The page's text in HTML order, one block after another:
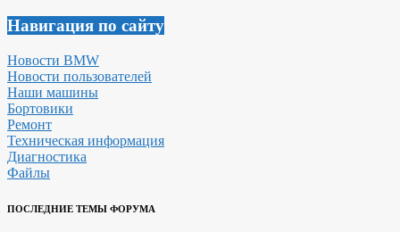
Навигация по сайту
Новости BMW
Новости пользователей
Наши машины
Бортовики
Ремонт
Техническая информация
Диагностика
Файлы
ПОСЛЕДНИЕ ТЕМЫ ФОРУМА